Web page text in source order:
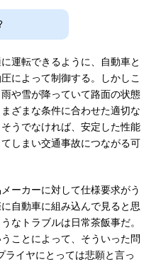
運転できるように、自動車と
によって制御する。しかしこ
や雪が降っていて路面の状態
ざまな条件に合わせた適切な
うでなければ、安定した性能
しまい交通事故につながる可
ーカーに対して仕様要求がう
自動車に組み込んで見ると思
なトラブルは日常茶飯事だ。
ことによって、そういった問
ライヤにとっては悲願と言っ